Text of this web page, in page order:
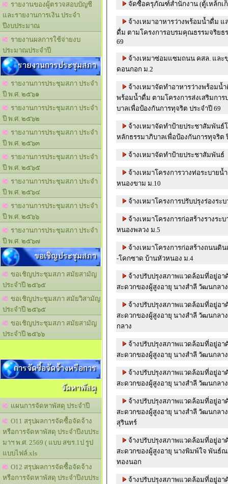
รายงานของผู้ตรวจสอบบัญชี
และรายงานการเงิน ประจำ
ปีงบประมาณ
รายงานผลการใช้จ่ายงบ
ประมาณประจำปี
รายงานการประชุมสภา
รายงานการประชุมสภา ประจำ
ปี พ.ศ. ๒๕๖๑
รายงานการประชุมสภา ประจำ
ปี พ.ศ. ๒๕๖๒
รายงานการประชุมสภา ประจำ
ปี พ.ศ. ๒๕๖๓
รายงานการประชุมสภา ประจำ
ปี พ.ศ. ๒๕๖๕
รายงานการประชุมสภา ประจำ
ปี พ.ศ. ๒๕๖๔
รายงานการประชุมสภา ประจำ
ปี พ.ศ. ๒๕๖๖
รายงานการประชุมสภา ประจำ
ปี พ.ศ. ๒๕๖๗
ขอเชิญประชุมสภา
ขอเชิญประชุมสภา สมัยสามัญ
ประจำปี ๒๕๖๕
ขอเชิญประชุมสภา สมัยวิสามัญ
ประจำปี ๒๕๖๕
ขอเชิญประชุมสภา สมัยสามัญ
ประจำปี ๒๕๖๖
การจัดซื้อจัดจ้างหรือการ
จัดหาพัสดุ
แผนการจัดหาพัสดุ ประจำปี
O11 สรุปผลการจัดซื้อจัดจ้าง
หรือการจัดหาพัสดุ ประจำปีงบประ
มาฯ พ.ศ. 2569 ( แบบ สขร.1ป รูป
แบบไฟล์.xls
O12 สรุปผลการจัดซื้อจัดจ้าง
หรือการจัดหาพัสดุ ประจำปีงบประ
จัดซื้อครุภัณฑ์สำนักงาน (ตู้เหล้กเก็
จ้างเหมาอาหารว่างพร้อมน้ำดื่ม แ
ดื่ม ตามโครงการอบรมคุณธรรมจริยธ
69
จ้างเหมาซ่อมแซมถนน คสล. และ
ดอนกอก ม.2
จ้างเหมาจัดทำอาหารว่างพร้อมน้
พร้อมน้ำดื่ม ตามโครงการส่งเสริมกา
บาลเพื่อป้องกันการทุจริต ประจำปี 69
จ้างเหมาจัดทำป้ายประชาสัมพันธ์
หลักธรรมาภิบาลเพื่อป้องกันการทุจริต
จ้างเหมาจัดทำป้ายประชาสัมพันธ์
จ้างเหมาโครงการวางท่อระบาย
หนองขาม ม.10
จ้างเหมาโครงการปรับปรุงร่องระ
จ้างเหมาโครงการก่อสร้างรางร
หนองพลวง ม.5
จ้างเหมาโครงการก่อสร้างถนนดิ
-โคกซาด บ้านหัวหนอง ม.4
จ้างปรับปรุงสภาพแวดล้อมที่อยู่อา
สะดวกของผู้สูงอายุ นางสำลี วัฒนกลา
จ้างปรับปรุงสภาพแวดล้อมที่อยู่อา
สะดวกของผู้สูงอายุ นางสำลี วัฒนกลาง ม
กลาง
จ้างปรับปรุงสภาพแวดล้อมที่อยู่อา
สะดวกของผู้สูงอายุ นางสำลี วัฒนกลา
จ้างปรับปรุงสภาพแวดล้อมที่อยู่อา
สะดวกของผู้สูงอายุ นางสำลี วัฒนกลา
จ้างปรับปรุงสภาพแวดล้อมที่อยู่อา
สะดวกของผู้สูงอายุ นางสำลี วัฒนกลาง ม.2 จ้างนายวิช
สุรินทร์
จ้างปรับปรุงสภาพแวดล้อมที่อยู่อา
สะดวกของผู้สูงอายุ นางพิมพ์ใจ พันธ์ณรงค์ ม.4 จ้างน
ทองนอก
จ้างปรับปรุงสภาพแวดล้อมที่อยู่อา